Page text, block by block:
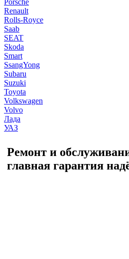
Porsche
Renault
Rolls-Royce
Saab
SEAT
Skoda
Smart
SsangYong
Subaru
Suzuki
Toyota
Volkswagen
Volvo
Лада
УАЗ
Ремонт и
главная гарантия